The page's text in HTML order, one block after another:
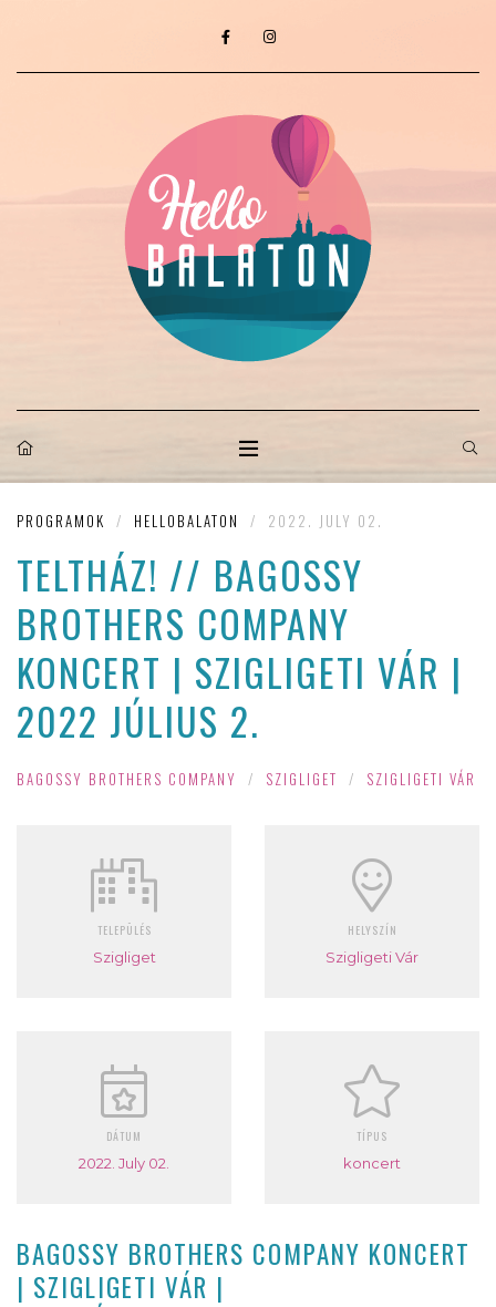
PROGRAMOK / HELLOBALATON / 2022. JULY 02.
TELTHÁZ! // BAGOSSY
BROTHERS COMPANY
KONCERT | SZIGLIGETI VÁR |
2022 JÚLIUS 2.
BAGOSSY BROTHERS COMPANY / SZIGLIGET / SZIGLIGETI VÁR
TELEPÜLÉS
Szigliget
HELYSZÍN
Szigligeti Vár
DÁTUM
2022. July 02.
TÍPUS
koncert
BAGOSSY BROTHERS COMPANY KONCERT
| SZIGLIGETI VÁR |